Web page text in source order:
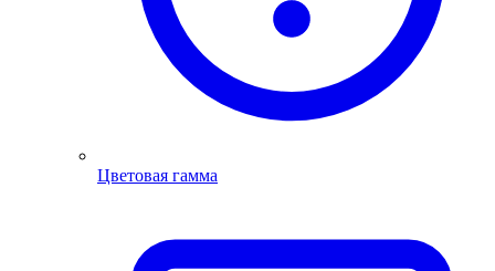
Цветовая гамма